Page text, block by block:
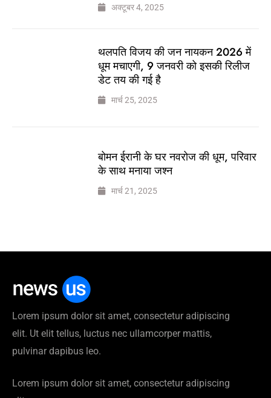
अक्टूबर 4, 2025
थलपति विजय की जन नायकन 2026 में
धूम मचाएगी, 9 जनवरी को इसकी रिलीज
डेट तय की गई है
मार्च 25, 2025
बोमन ईरानी के घर नवरोज की धूम, परिवार
के साथ मनाया जश्न
मार्च 21, 2025
Lorem ipsum dolor sit amet, consectetur adipiscing
elit. Ut elit tellus, luctus nec ullamcorper mattis,
pulvinar dapibus leo.
Lorem ipsum dolor sit amet, consectetur adipiscing